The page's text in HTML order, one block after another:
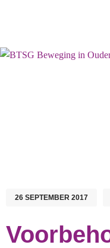
26 SEPTEMBER 2017